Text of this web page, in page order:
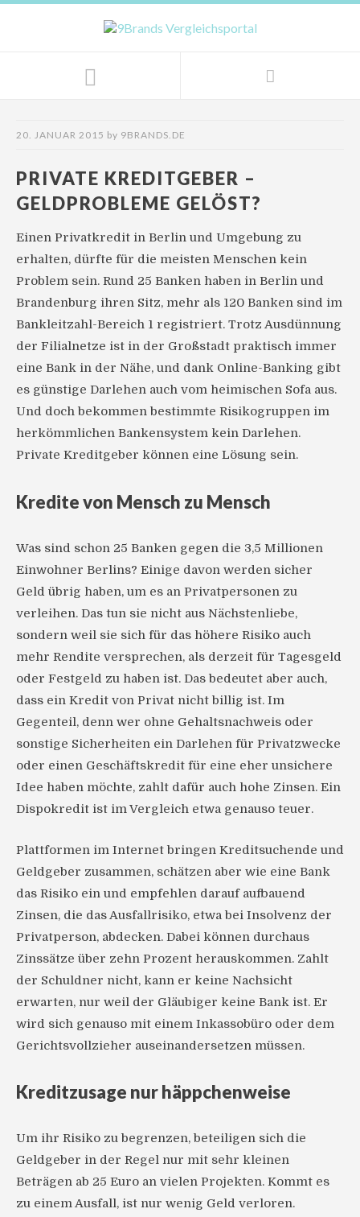
20. JANUAR 2015 by 9BRANDS.DE
PRIVATE KREDITGEBER –
GELDPROBLEME GELÖST?
Einen Privatkredit in Berlin und Umgebung zu
erhalten, dürfte für die meisten Menschen kein
Problem sein. Rund 25 Banken haben in Berlin und
Brandenburg ihren Sitz, mehr als 120 Banken sind im
Bankleitzahl-Bereich 1 registriert. Trotz Ausdünnung
der Filialnetze ist in der Großstadt praktisch immer
eine Bank in der Nähe, und dank Online-Banking gibt
es günstige Darlehen auch vom heimischen Sofa aus.
Und doch bekommen bestimmte Risikogruppen im
herkömmlichen Bankensystem kein Darlehen.
Private Kreditgeber können eine Lösung sein.
Kredite von Mensch zu Mensch
Was sind schon 25 Banken gegen die 3,5 Millionen
Einwohner Berlins? Einige davon werden sicher
Geld übrig haben, um es an Privatpersonen zu
verleihen. Das tun sie nicht aus Nächstenliebe,
sondern weil sie sich für das höhere Risiko auch
mehr Rendite versprechen, als derzeit für Tagesgeld
oder Festgeld zu haben ist. Das bedeutet aber auch,
dass ein Kredit von Privat nicht billig ist. Im
Gegenteil, denn wer ohne Gehaltsnachweis oder
sonstige Sicherheiten ein Darlehen für Privatzwecke
oder einen Geschäftskredit für eine eher unsichere
Idee haben möchte, zahlt dafür auch hohe Zinsen. Ein
Dispokredit ist im Vergleich etwa genauso teuer.
Plattformen im Internet bringen Kreditsuchende und
Geldgeber zusammen, schätzen aber wie eine Bank
das Risiko ein und empfehlen darauf aufbauend
Zinsen, die das Ausfallrisiko, etwa bei Insolvenz der
Privatperson, abdecken. Dabei können durchaus
Zinssätze über zehn Prozent herauskommen. Zahlt
der Schuldner nicht, kann er keine Nachsicht
erwarten, nur weil der Gläubiger keine Bank ist. Er
wird sich genauso mit einem Inkassobüro oder dem
Gerichtsvollzieher auseinandersetzen müssen.
Kreditzusage nur häppchenweise
Um ihr Risiko zu begrenzen, beteiligen sich die
Geldgeber in der Regel nur mit sehr kleinen
Beträgen ab 25 Euro an vielen Projekten. Kommt es
zu einem Ausfall, ist nur wenig Geld verloren.